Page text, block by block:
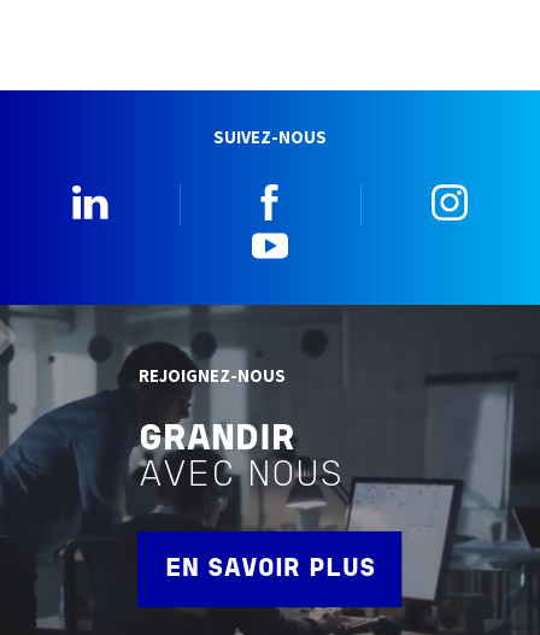
SUIVEZ-NOUS
REJOIGNEZ-NOUS
GRANDIR
AVEC NOUS
EN SAVOIR PLUS